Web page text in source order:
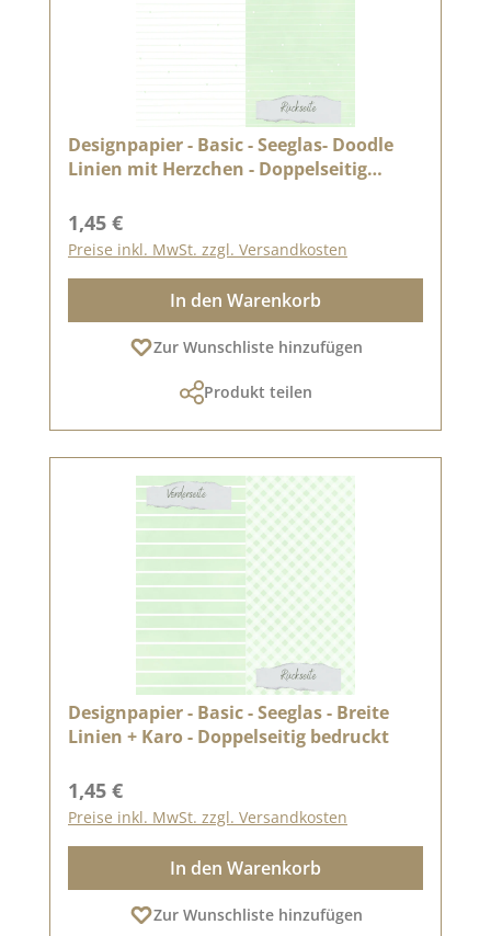
Designpapier - Basic - Seeglas- Doodle
Linien mit Herzchen - Doppelseitig
Regulärer Preis:
1,45 €
Preise inkl. MwSt. zzgl. Versandkosten
In den Warenkorb
Zur Wunschliste hinzufügen
Produkt teilen
Designpapier - Basic - Seeglas - Breite
Linien + Karo - Doppelseitig bedruckt
Regulärer Preis:
1,45 €
Preise inkl. MwSt. zzgl. Versandkosten
In den Warenkorb
Zur Wunschliste hinzufügen